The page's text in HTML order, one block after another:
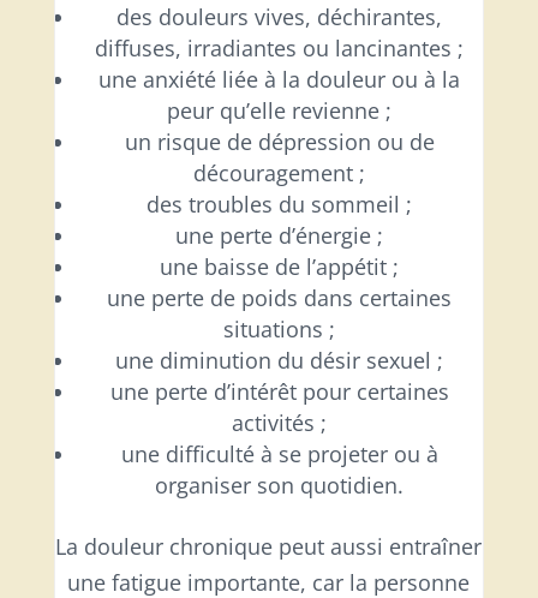
des douleurs vives, déchirantes,
diffuses, irradiantes ou lancinantes ;
une anxiété liée à la douleur ou à la
peur qu’elle revienne ;
un risque de dépression ou de
découragement ;
des troubles du sommeil ;
une perte d’énergie ;
une baisse de l’appétit ;
une perte de poids dans certaines
situations ;
une diminution du désir sexuel ;
une perte d’intérêt pour certaines
activités ;
une difficulté à se projeter ou à
organiser son quotidien.
La douleur chronique peut aussi entraîner
une fatigue importante, car la personne